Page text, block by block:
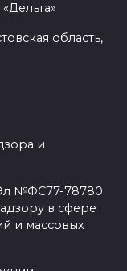
область,
и
№ФС77-78780
в сфере
и массовых